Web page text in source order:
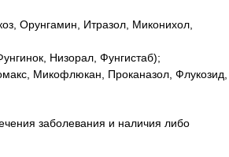
Орунгамин, Итразол, Миконихол,
Низорал, Фунгистаб);
Микофлюкан, Проканазол, Флукозид,
заболевания и наличия либо